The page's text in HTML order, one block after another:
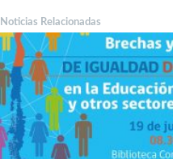
Noticias Relacionadas